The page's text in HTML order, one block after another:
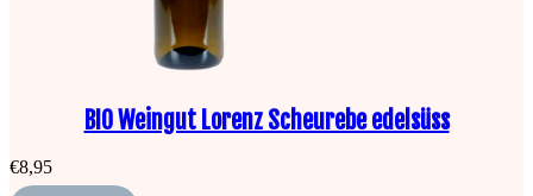
BIO Weingut Lorenz Scheurebe edelsüss
€8,95